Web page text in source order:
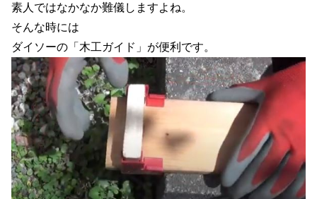
素人ではなかなか難儀しますよね。
そんな時には
ダイソーの「木工ガイド」が便利です。